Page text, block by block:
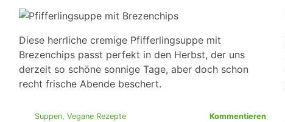
Diese herrliche cremige Pfifferlingsuppe mit
Brezenchips passt perfekt in den Herbst, der uns
derzeit so schöne sonnige Tage, aber doch schon
recht frische Abende beschert.
Suppen, Vegane Rezepte Kommentieren